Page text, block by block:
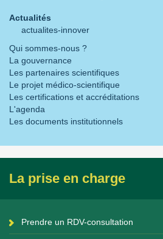
Actualités
actualites-innover
Qui sommes-nous ?
La gouvernance
Les partenaires scientifiques
Le projet médico-scientifique
Les certifications et accréditations
L'agenda
Les documents institutionnels
La prise en charge
Prendre un RDV-consultation